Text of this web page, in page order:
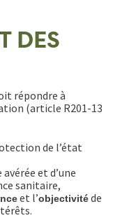
DES
répondre à
(article R201-13
de l’état
et d’une
sanitaire,
et l’objectivitéde